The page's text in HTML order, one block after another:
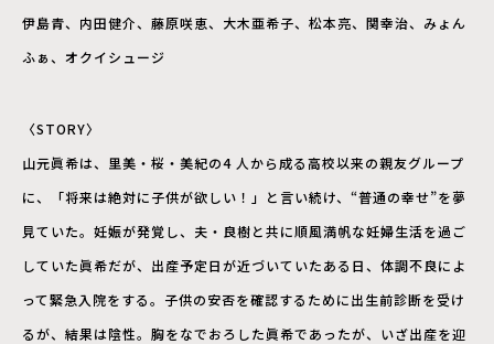
伊島⻘、内⽥健介、藤原咲恵、⼤⽊亜希⼦、松本亮、関幸治、みょん
ふぁ、オクイシュージ
〈STORY〉
⼭元眞希は、⾥美・桜・美紀の4 ⼈から成る⾼校以来の親友グループ
に、「将来は絶対に⼦供が欲しい！」と⾔い続け、“普通の幸せ”を夢
⾒ていた。妊娠が発覚し、夫・良樹と共に順⾵満帆な妊婦⽣活を過ご
していた眞希だが、出産予定⽇が近づいていたある⽇、体調不良によ
って緊急⼊院をする。⼦供の安否を確認するために出⽣前診断を受け
るが、結果は陰性。胸をなでおろした眞希であったが、いざ出産を迎